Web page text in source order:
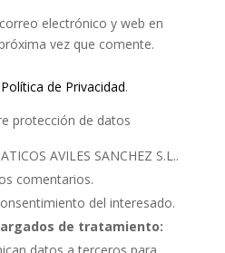
electrónico y web en
vez que comente.
Política de Privacidad.
protección de datos
AVILES SANCHEZ S.L..
comentarios.
del interesado.
de tratamiento: